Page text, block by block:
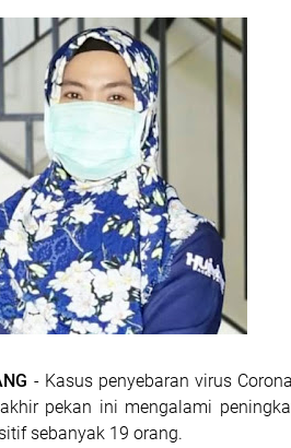
- Kasus penyebaran virus
pekan ini mengalami
sebanyak 19 orang.